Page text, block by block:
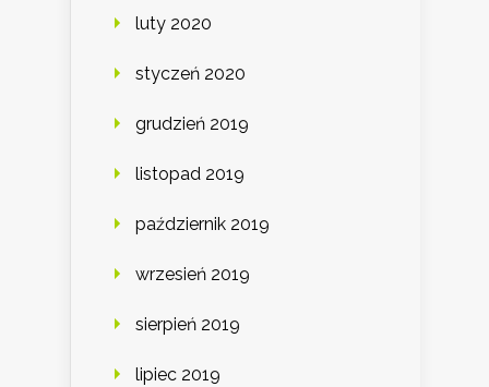
luty 2020
styczeń 2020
grudzień 2019
listopad 2019
październik 2019
wrzesień 2019
sierpień 2019
lipiec 2019